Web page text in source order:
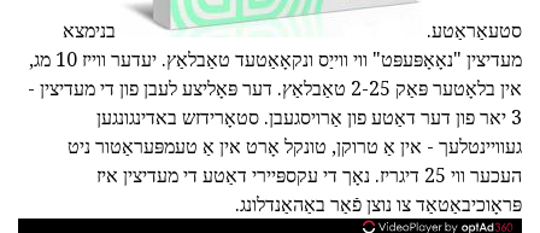
סטעאַראַטע.
בנימצא
מעדיצין "נאָאָפּעפּט" ווי ווייַס ונקאָאַטעד טאַבלאַץ. יעדער ווייז 10 מג,
אין בלאָטער פּאַק 2-25 טאַבלאַץ. דער פּאָליצע לעבן פון די מעדיצין -
3 יאר פון דער דאַטע פון אַרויסגעבן. סטאָרידזש באדינגונגען
געוויינטלעך - אין אַ טרוקן, טונקל אָרט אין אַ טעמפּעראַטור ניט
העכער ווי 25 דיגריז. נאָך די עקספּיירי דאַטע די מעדיצין איז
פּראָוכיבאַטאַד צו נוצן פֿאַר באַהאַנדלונג.